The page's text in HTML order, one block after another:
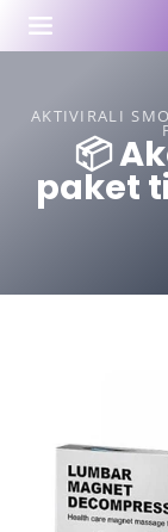
AKTIVIRALI
📦
paket